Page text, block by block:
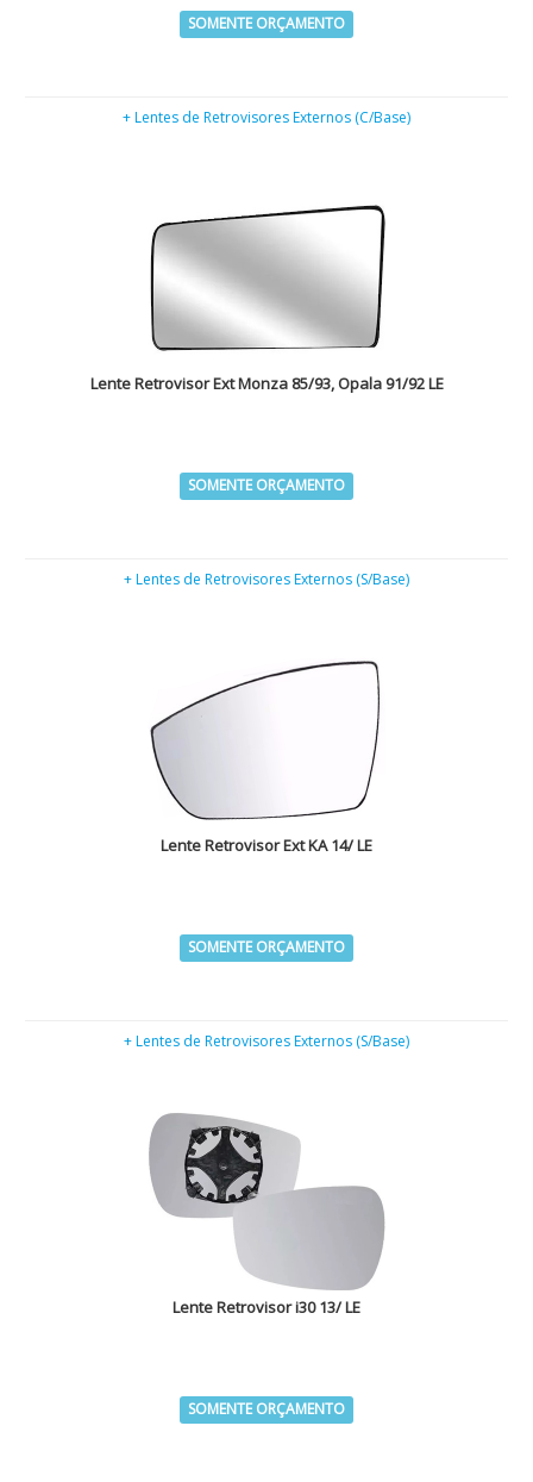
SOMENTE ORÇAMENTO
+ Lentes de Retrovisores Externos (C/Base)
Lente Retrovisor Ext Monza 85/93, Opala 91/92 LE
SOMENTE ORÇAMENTO
+ Lentes de Retrovisores Externos (S/Base)
Lente Retrovisor Ext KA 14/ LE
SOMENTE ORÇAMENTO
+ Lentes de Retrovisores Externos (S/Base)
Lente Retrovisor i30 13/ LE
SOMENTE ORÇAMENTO